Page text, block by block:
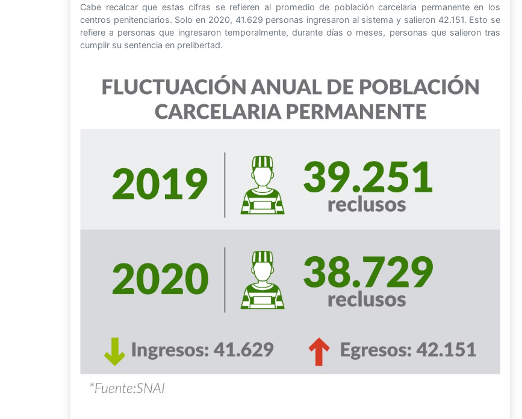
Cabe recalcar que estas cifras se refieren al promedio de población carcelaria permanente en los
centros penitenciarios. Solo en 2020, 41.629 personas ingresaron al sistema y salieron 42.151. Esto se
refiere a personas que ingresaron temporalmente, durante días o meses, personas que salieron tras
cumplir su sentencia en prelibertad.